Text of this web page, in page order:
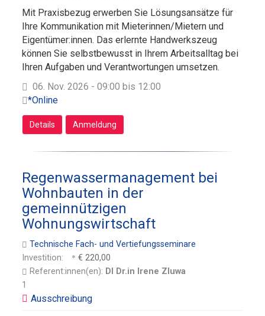
Mit Praxisbezug erwerben Sie Lösungsansätze für
Ihre Kommunikation mit Mieterinnen/Mietern und
Eigentümer:innen. Das erlernte Handwerkszeug
können Sie selbstbewusst in Ihrem Arbeitsalltag bei
Ihren Aufgaben und Verantwortungen umsetzen.
06. Nov. 2026 - 09:00 bis 12:00
*Online
Details Anmeldung
Regenwassermanagement bei
Wohnbauten in der
gemeinnützigen
Wohnungswirtschaft
Technische Fach- und Vertiefungsseminare
Investition:
€ 220,00
Referent:innen(en): DI Dr.in Irene Zluwa
1